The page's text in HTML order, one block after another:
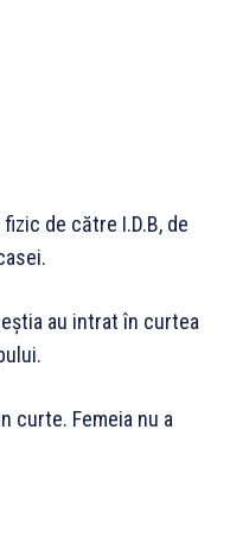
de către I.D.B, de
au intrat în curtea
curte. Femeia nu a